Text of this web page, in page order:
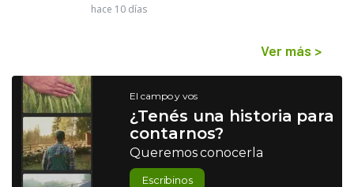
hace 10 días
Ver más >
El campo y vos
¿Tenés una historia para
contarnos?
Queremos conocerla
Escribinos